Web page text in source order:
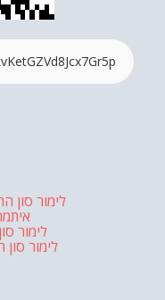
לימור סון
לימור
לימור